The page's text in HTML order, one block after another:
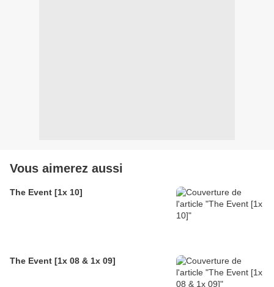
Vous aimerez aussi
The Event [1x 10]
The Event [1x 08 & 1x 09]